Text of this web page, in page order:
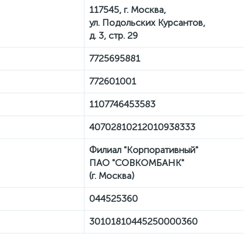
117545, г. Москва,
ул. Подольских Курсантов,
д. 3, стр. 29
7725695881
772601001
1107746453583
40702810212010938333
Филиал "Корпоративный"
ПАО "СОВКОМБАНК"
(г. Москва)
044525360
30101810445250000360